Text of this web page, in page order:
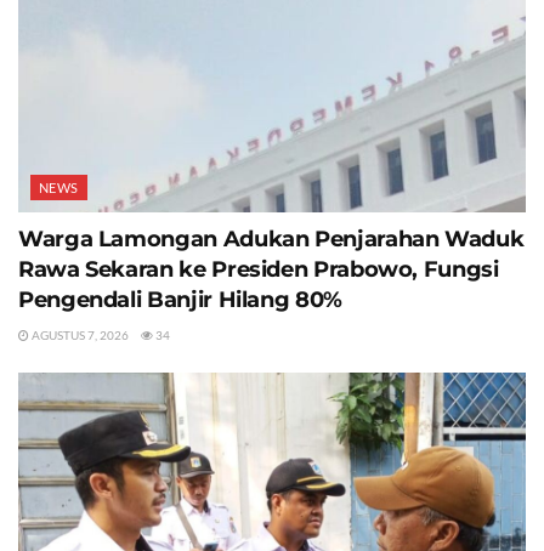
NEWS
Warga Lamongan Adukan Penjarahan Waduk
Rawa Sekaran ke Presiden Prabowo, Fungsi
Pengendali Banjir Hilang 80%
AGUSTUS 7, 2026 34